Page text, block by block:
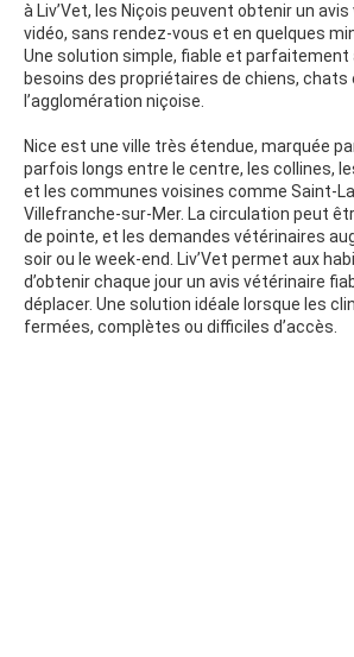
à Liv’Vet, les Niçois peuvent obtenir un
vidéo, sans rendez-vous et en quelques
Une solution simple, fiable et parfaitement
besoins des propriétaires de chiens, chats
l’agglomération niçoise.
Nice est une ville très étendue, marquée
parfois longs entre le centre, les collines,
et les communes voisines comme Saint-
Villefranche-sur-Mer. La circulation peut
de pointe, et les demandes vétérinaires
soir ou le week-end. Liv’Vet permet aux
d’obtenir chaque jour un avis vétérinaire
déplacer. Une solution idéale lorsque les
fermées, complètes ou difficiles d’accès.